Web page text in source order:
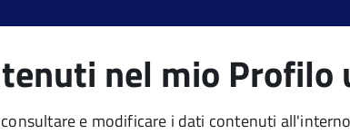
nel mio Profilo
e modificare i dati contenuti